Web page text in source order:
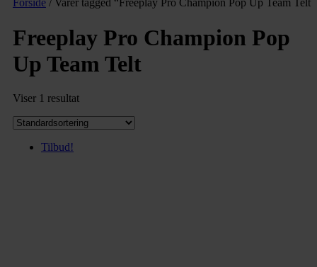
Forside / Varer tagged “Freeplay Pro Champion Pop Up Team Telt”
Freeplay Pro Champion Pop
Up Team Telt
Viser 1 resultat
Tilbud!